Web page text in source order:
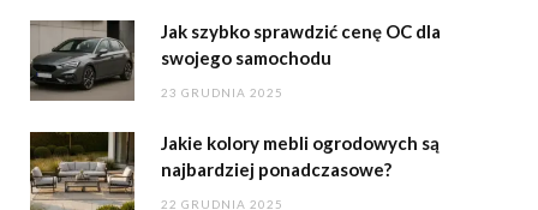
Jak szybko sprawdzić cenę OC dla
swojego samochodu
23 GRUDNIA 2025
Jakie kolory mebli ogrodowych są
najbardziej ponadczasowe?
22 GRUDNIA 2025